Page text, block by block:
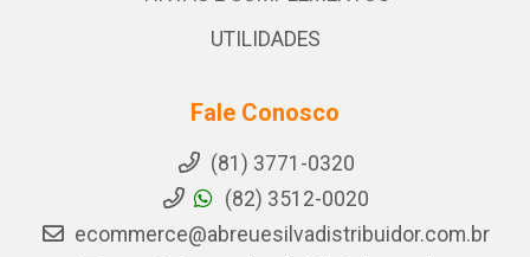
UTILIDADES
Fale Conosco
(81) 3771-0320
(82) 3512-0020
ecommerce@abreuesilvadistribuidor.com.br